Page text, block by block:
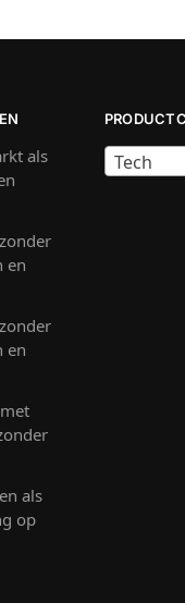
als
en
en
als
op
Tech